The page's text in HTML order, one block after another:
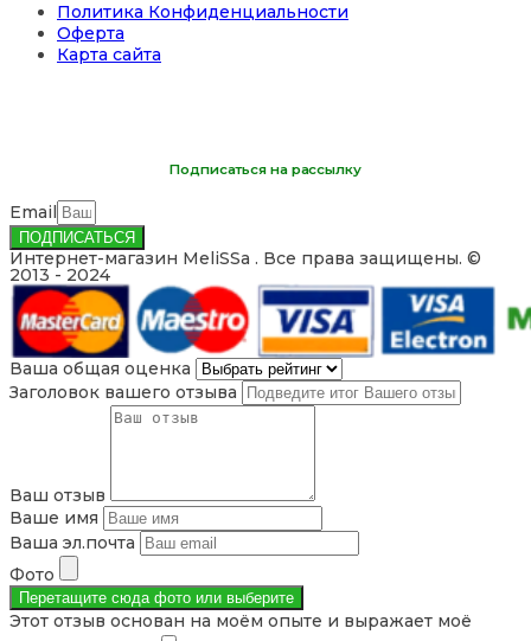
Политика Конфиденциальности
Оферта
Карта сайта
Подписаться на рассылку
Email
ПОДПИСАТЬСЯ
Интернет-магазин MeliSSa . Все права защищены. ©
2013 - 2024
Ваша общая оценка
Заголовок вашего отзыва
Ваш отзыв
Ваше имя
Ваша эл.почта
Фото
Перетащите сюда фото или выберите
Этот отзыв основан на моём опыте и выражает моё